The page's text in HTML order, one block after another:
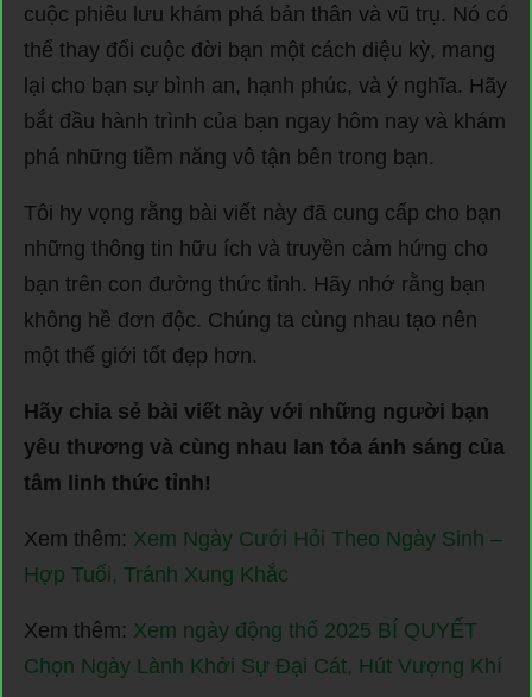
cuộc phiêu lưu khám phá bản thân và vũ trụ. Nó có
thể thay đổi cuộc đời bạn một cách diệu kỳ, mang
lại cho bạn sự bình an, hạnh phúc, và ý nghĩa. Hãy
bắt đầu hành trình của bạn ngay hôm nay và khám
phá những tiềm năng vô tận bên trong bạn.
Tôi hy vọng rằng bài viết này đã cung cấp cho bạn
những thông tin hữu ích và truyền cảm hứng cho
bạn trên con đường thức tỉnh. Hãy nhớ rằng bạn
không hề đơn độc. Chúng ta cùng nhau tạo nên
một thế giới tốt đẹp hơn.
Hãy chia sẻ bài viết này với những người bạn
yêu thương và cùng nhau lan tỏa ánh sáng của
tâm linh thức tỉnh!
Xem thêm: Xem Ngày Cưới Hỏi Theo Ngày Sinh –
Hợp Tuổi, Tránh Xung Khắc
Xem thêm: Xem ngày động thổ 2025 BÍ QUYẾT
Chọn Ngày Lành Khởi Sự Đại Cát, Hút Vượng Khí